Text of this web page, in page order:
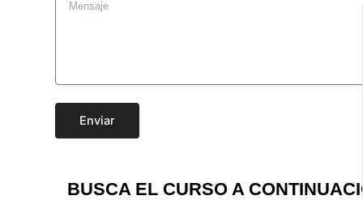
Enviar
BUSCA EL CURSO A